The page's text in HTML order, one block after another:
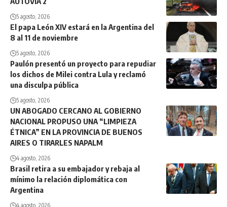
5 agosto, 2026
El papa León XIV estará en la Argentina del
8 al 11 de noviembre
5 agosto, 2026
Paulón presentó un proyecto para repudiar
los dichos de Milei contra Lula y reclamó
una disculpa pública
5 agosto, 2026
UN ABOGADO CERCANO AL GOBIERNO
NACIONAL PROPUSO UNA “LIMPIEZA
ÉTNICA” EN LA PROVINCIA DE BUENOS
AIRES O TIRARLES NAPALM
4 agosto, 2026
Brasil retira a su embajador y rebaja al
mínimo la relación diplomática con
Argentina
4 agosto, 2026